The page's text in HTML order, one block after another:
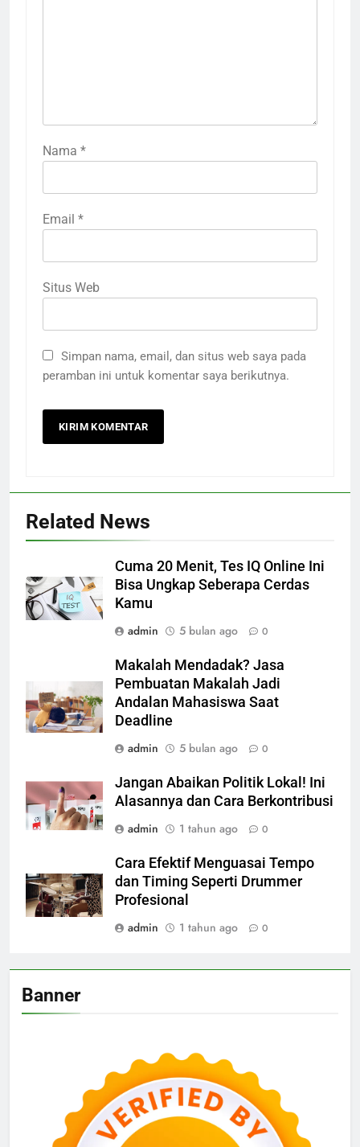
Nama *
Email *
Situs Web
Simpan nama, email, dan situs web saya pada
peramban ini untuk komentar saya berikutnya.
Related News
Cuma 20 Menit, Tes IQ Online Ini
Bisa Ungkap Seberapa Cerdas
Kamu
admin
5 bulan ago 0
Makalah Mendadak? Jasa
Pembuatan Makalah Jadi
Andalan Mahasiswa Saat
Deadline
admin
5 bulan ago 0
Jangan Abaikan Politik Lokal! Ini
Alasannya dan Cara Berkontribusi
admin
1 tahun ago 0
Cara Efektif Menguasai Tempo
dan Timing Seperti Drummer
Profesional
admin
1 tahun ago 0
Banner